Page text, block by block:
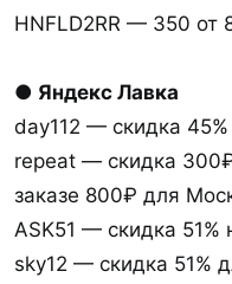
HNFLD2RR — 350 от
● Яндекс Лавка
day112 — скидка
repeat — скидка
заказе 800₽ для
ASK51 — скидка 51%
sky12 — скидка 51%